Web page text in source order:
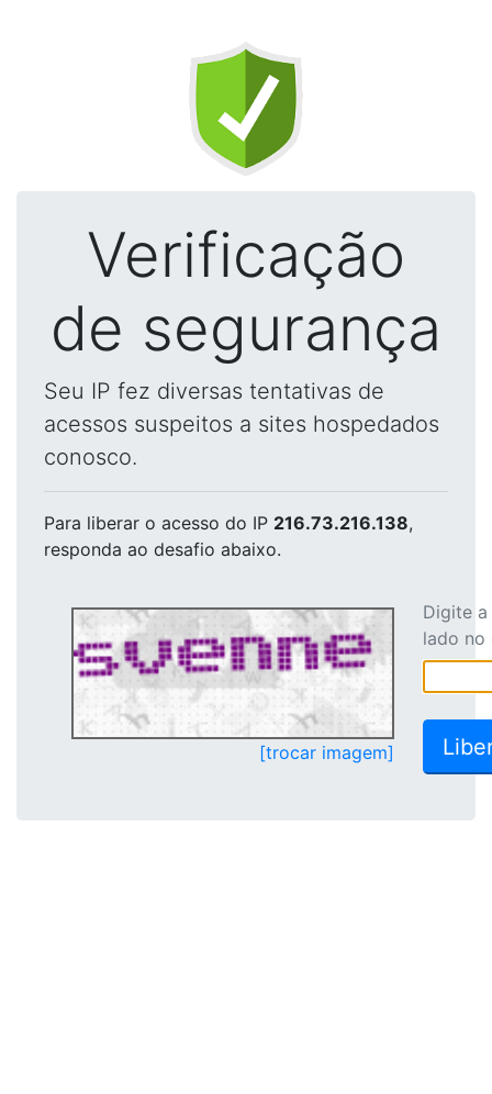
Verificação
de segurança
Seu IP fez diversas tentativas de
acessos suspeitos a sites hospedados
conosco.
Para liberar o acesso do IP 216.73.216.138,
responda ao desafio abaixo.
[trocar imagem]
Digite
lado no